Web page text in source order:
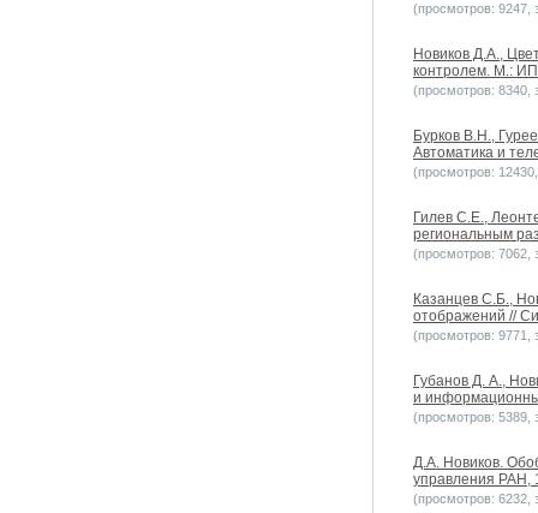
(просмотров: 9247,
Новиков Д.А.,
контролем. М.:
(просмотров: 8340,
Бурков В.Н.,
Автоматика и
(просмотров:
Гилев С.Е.,
региональным
(просмотров: 7062,
Казанцев С.Б.,
отображений //
(просмотров: 9771,
Губанов Д. А.,
и
(просмотров: 5389,
Д.А. Новиков.
управления РАН,
(просмотров: 6232,